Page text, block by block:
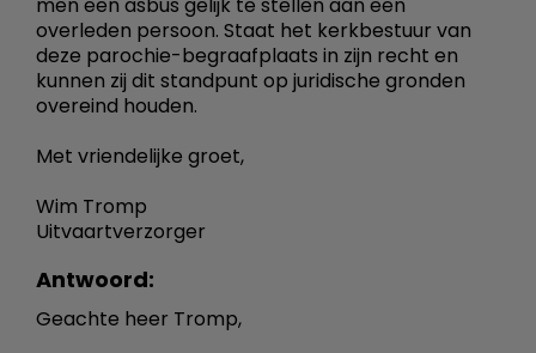
overleden persoon. Staat het kerkbestuur van
deze parochie-begraafplaats in zijn recht en
kunnen zij dit standpunt op juridische gronden
overeind houden.
Met vriendelijke groet,
Wim Tromp
Uitvaartverzorger
Antwoord:
Geachte heer Tromp,